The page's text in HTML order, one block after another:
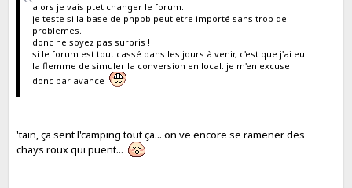
alors je vais ptet changer le forum.
je teste si la base de phpbb peut etre importé sans trop de
problemes.
donc ne soyez pas surpris !
si le forum est tout cassé dans les jours à venir, c'est que j'ai eu
la flemme de simuler la conversion en local. je m'en excuse
donc par avance
'tain, ça sent l'camping tout ça... on ve encore se ramener des
chays roux qui puent...